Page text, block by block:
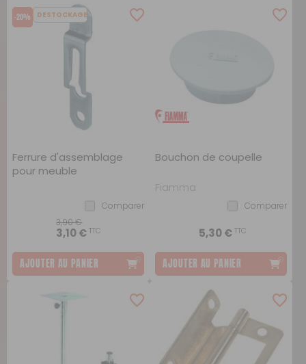
-20% DESTOCKAGE
Ferrure d'assemblage
pour meuble
Comparer
3,90 €
3,10 €TTC
AJOUTER AU PANIER
Bouchon de coupelle
Fiamma
Comparer
5,30 €TTC
AJOUTER AU PANIER